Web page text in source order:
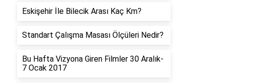
Eskişehir İle Bilecik Arası Kaç Km?
Standart Çalışma Masası Ölçüleri Nedir?
Bu Hafta Vizyona Giren Filmler 30 Aralık-
7 Ocak 2017